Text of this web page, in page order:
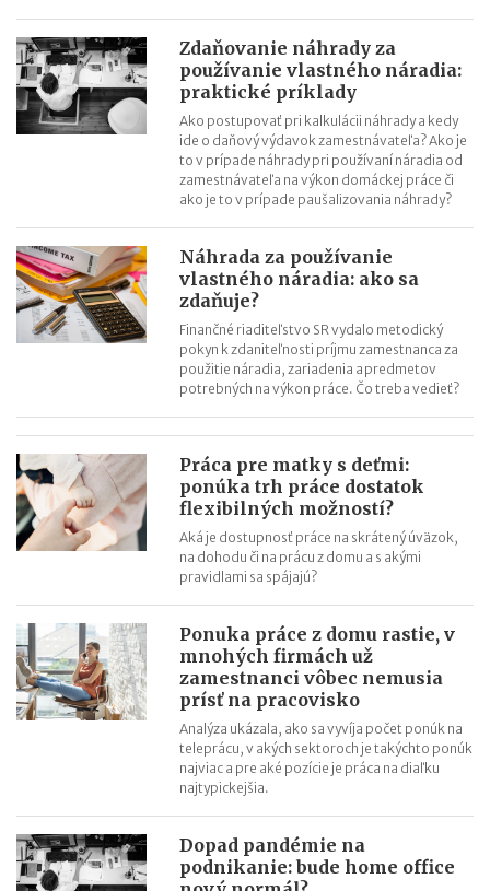
Zdaňovanie náhrady za
používanie vlastného náradia:
praktické príklady
Ako postupovať pri kalkulácii náhrady a kedy
ide o daňový výdavok zamestnávateľa? Ako je
to v prípade náhrady pri používaní náradia od
zamestnávateľa na výkon domáckej práce či
ako je to v prípade paušalizovania náhrady?
Náhrada za používanie
vlastného náradia: ako sa
zdaňuje?
Finančné riaditeľstvo SR vydalo metodický
pokyn k zdaniteľnosti príjmu zamestnanca za
použitie náradia, zariadenia a predmetov
potrebných na výkon práce. Čo treba vedieť?
Práca pre matky s deťmi:
ponúka trh práce dostatok
flexibilných možností?
Aká je dostupnosť práce na skrátený úväzok,
na dohodu či na prácu z domu a s akými
pravidlami sa spájajú?
Ponuka práce z domu rastie, v
mnohých firmách už
zamestnanci vôbec nemusia
prísť na pracovisko
Analýza ukázala, ako sa vyvíja počet ponúk na
teleprácu, v akých sektoroch je takýchto ponúk
najviac a pre aké pozície je práca na diaľku
najtypickejšia.
Dopad pandémie na
podnikanie: bude home office